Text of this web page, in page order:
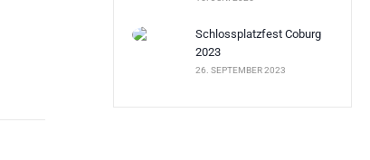
Schlossplatzfest Coburg
2023
26. SEPTEMBER 2023